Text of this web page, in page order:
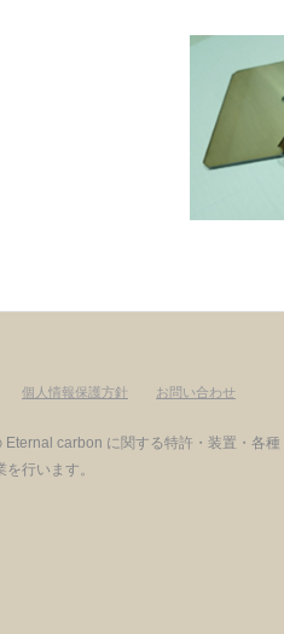
個人情報保護方針 お問い合わせ
carbon に関する特許・装置・各種
行います。